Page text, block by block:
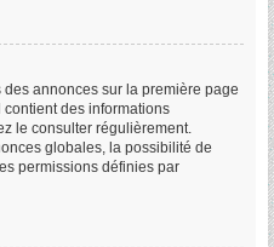
annonces sur la première page
des informations
le consulter régulièrement.
globales, la possibilité de
permissions définies par